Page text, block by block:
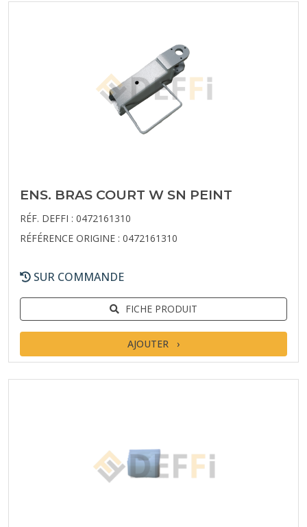
ENS. BRAS COURT W SN PEINT
RÉF. DEFFI : 0472161310
RÉFÉRENCE ORIGINE : 0472161310
SUR COMMANDE
FICHE PRODUIT
AJOUTER